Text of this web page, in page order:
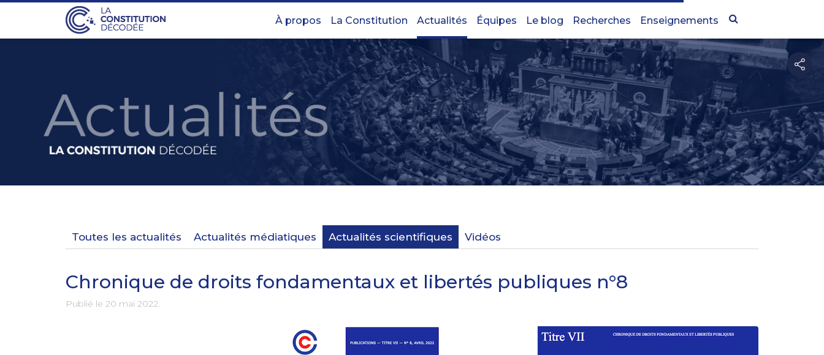
À propos La Constitution Actualités Équipes Le blog Recherches Enseignements
Toutes les actualités Actualités médiatiques Actualités scientifiques Vidéos
Chronique de droits fondamentaux et libertés publiques n°8
Publié le 20 mai 2022.